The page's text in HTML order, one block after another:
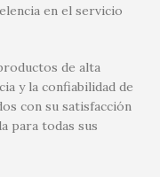
en el servicio
de alta
y la confiabilidad de
con su satisfacción
para todas sus